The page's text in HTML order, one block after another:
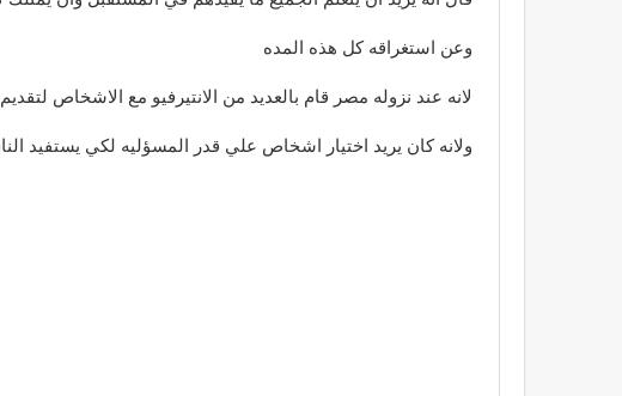
وعن استغراقه كل هذه المده
لانه عند نزوله مصر قام بالعديد من الانتيرفيو مع الاشخاص
ولانه كان يريد اختيار اشخاص علي قدر المسؤليه لكي يستفيد